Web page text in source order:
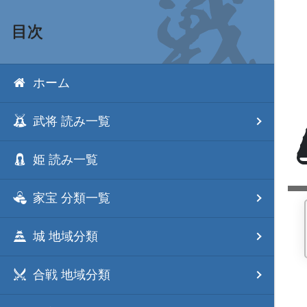
目次
ホーム
武将 読み一覧
姫 読み一覧
家宝 分類一覧
城 地域分類
合戦 地域分類